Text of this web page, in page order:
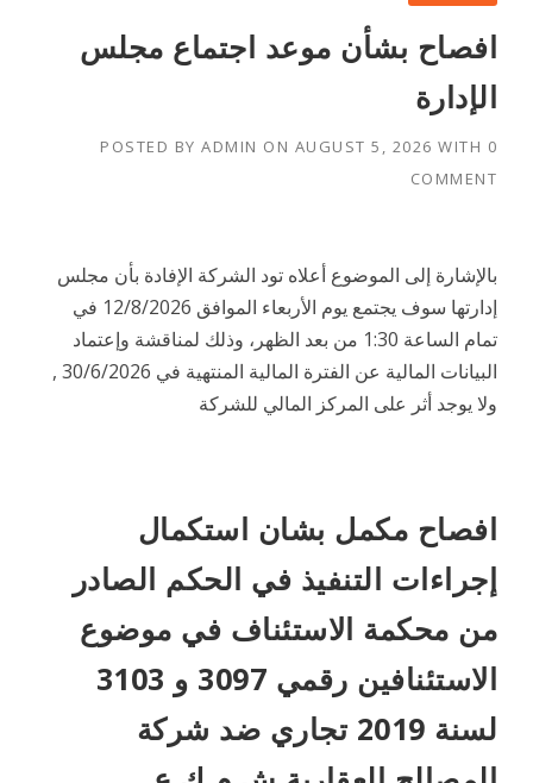
افصاح بشأن موعد اجتماع مجلس
الإدارة
POSTED BY ADMIN ON AUGUST 5, 2026 WITH 0
COMMENT
بالإشارة إلى الموضوع أعلاه تود الشركة الإفادة بأن مجلس
إدارتها سوف يجتمع يوم الأربعاء الموافق 12/8/2026 في
تمام الساعة 1:30 من بعد الظهر، وذلك لمناقشة وإعتماد
البيانات المالية عن الفترة المالية المنتهية في 30/6/2026 ,
ولا يوجد أثر على المركز المالي للشركة
افصاح مكمل بشان استكمال
إجراءات التنفيذ في الحكم الصادر
من محكمة الاستئناف في موضوع
الاستئنافين رقمي 3097 و 3103
لسنة 2019 تجاري ضد شركة